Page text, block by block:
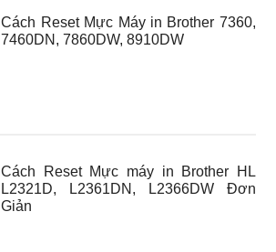
Cách Reset Mực Máy in Brother 7360,
7460DN, 7860DW, 8910DW
Cách Reset Mực máy in Brother HL
L2321D, L2361DN, L2366DW Đơn
Giản